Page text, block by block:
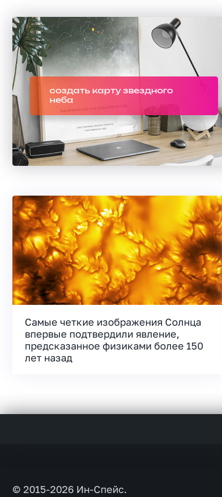
создать карту звездного
неба
Самые четкие изображения Солнца
впервые подтвердили явление,
предсказанное физиками более 150
лет назад
© 2015-2026 Ин-Спейс.